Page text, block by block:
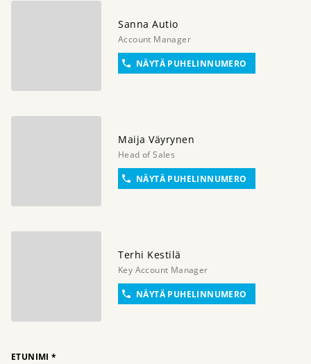
Sanna Autio
Account Manager
NÄYTÄ PUHELINNUMERO
Maija Väyrynen
Head of Sales
NÄYTÄ PUHELINNUMERO
Terhi Kestilä
Key Account Manager
NÄYTÄ PUHELINNUMERO
ETUNIMI *